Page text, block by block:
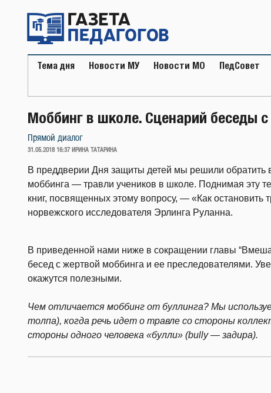
содержимому
Тема дня Новости МУ Новости МО ПедСовет
Моббинг в школе. Сценарий беседы
Прямой диалог
ОПУБЛИКОВАНО
31.05.2018 16:37 ИРИНА ТАТАРИНА
В преддверии Дня защиты детей мы решили обратить
моббинга — травли учеников в школе. Поднимая эту
книг, посвященных этому вопросу, — «Как
норвежского исследователя Эрлинга Руланна.
В приведенной нами ниже в сокращении главы
бесед с жертвой моббинга и ее преследователями.
окажутся полезными.
Чем отличается моббинг от буллинга? Мы
толпа), когда речь идет о травле со стороны
стороны одного человека «булли» (bully — задира).